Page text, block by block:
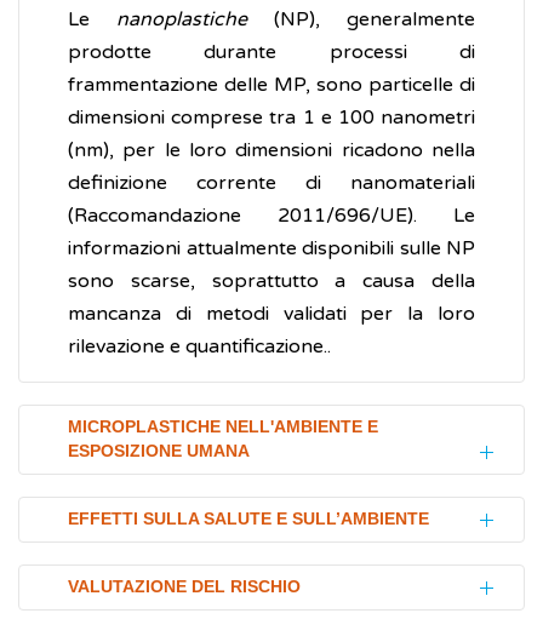
Le nanoplastiche(NP), generalmente
prodotte durante processi di
frammentazione delle MP, sono particelle di
dimensioni comprese tra 1 e 100 nanometri
(nm), per le loro dimensioni ricadono nella
definizione corrente di nanomateriali
(Raccomandazione 2011/696/UE). Le
informazioni attualmente disponibili sulle NP
sono scarse, soprattutto a causa della
mancanza di metodi validati per la loro
rilevazione e quantificazione..
MICROPLASTICHE NELL'AMBIENTE E
ESPOSIZIONE UMANA
L’attenzione della popolazione e della
comunità scientifica sulle microplastiche
(MP) è stata generata dall’enorme aumento
dei rifiuti plastici nei mari, divenuti
EFFETTI SULLA SALUTE E SULL’AMBIENTE
Esistono ancora poche informazioni
VALUTAZIONE DEL RISCHIO